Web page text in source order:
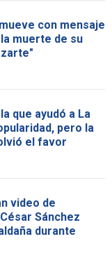
con mensaje
muerte de su
que ayudó a La
pero la
el favor
video de
Sánchez
durante